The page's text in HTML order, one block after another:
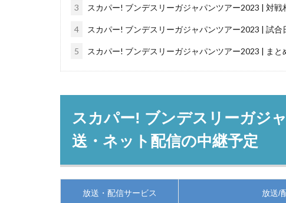
3 スカパー! ブンデスリーガジャパンツアー2023 | 対戦
4 スカパー! ブンデスリーガジャパンツアー2023 | 試合
5 スカパー! ブンデスリーガジャパンツアー2023 | まと
スカパー! ブンデスリーガジ
送・ネット配信の中継予定
放送・配信サービス 放送/